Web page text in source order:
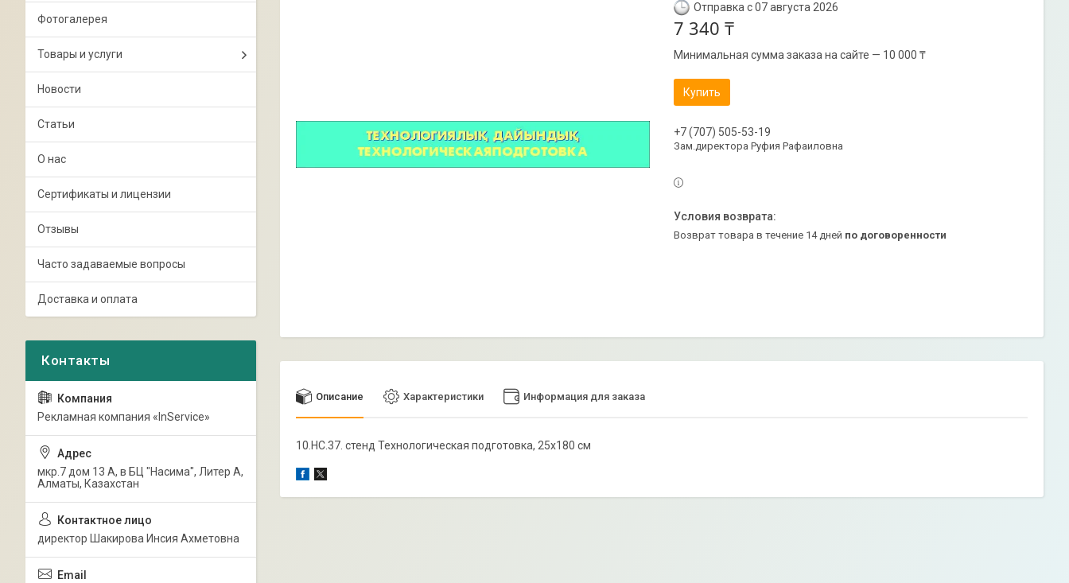
Отправка с 07 августа 2026
7 340 ₸
Минимальная сумма заказа на сайте — 10 000 ₸
Купить
+7 (707) 505-53-19
Зам.директора Руфия Рафаиловна
возврат товара в течение 14 дней по договоренности
Описание Характеристики Информация для заказа
10.НС.37. стенд Технологическая подготовка, 25х180 см
Фотогалерея
Товары и услуги
Новости
Статьи
О нас
Сертификаты и лицензии
Отзывы
Часто задаваемые вопросы
Доставка и оплата
Рекламная компания «InService»
мкр.7 дом 13 А, в БЦ "Насима", Литер А,
Алматы, Казахстан
директор Шакирова Инсия Ахметовна